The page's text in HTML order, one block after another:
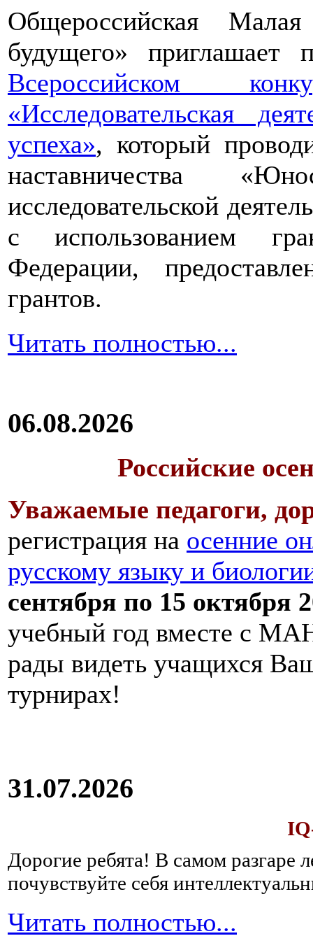
Общероссийская
будущего» приглашает
Всероссийском
«Исследовательская
успеха», который
наставничества
исследовательской
с использованием
Федерации,
грантов.
Читать полностью...
06.08.2026
Российские
Уважаемые педагоги,
регистрация на осенние
русскому языку и
сентября по 15 октября
учебный год вместе с
рады видеть учащихся
турнирах!
31.07.2026
Дорогие ребята! В самом разгаре
почувствуйте себя
Читать полностью...